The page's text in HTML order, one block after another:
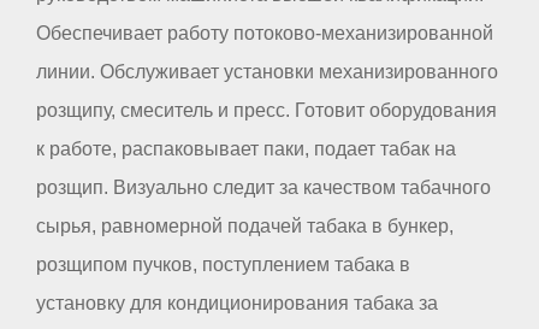
Обеспечивает работу потоково-механизированной
линии. Обслуживает установки механизированного
розщипу, смеситель и пресс. Готовит оборудования
к работе, распаковывает паки, подает табак на
розщип. Визуально следит за качеством табачного
сырья, равномерной подачей табака в бункер,
розщипом пучков, поступлением табака в
установку для кондиционирования табака за